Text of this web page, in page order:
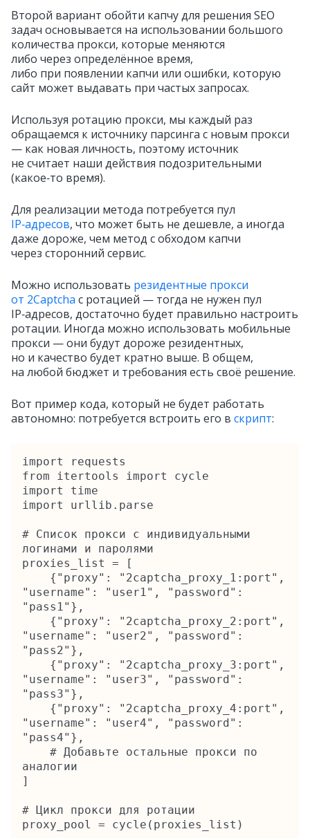
Второй вариант обойти капчу для решения SEO
задач основывается на использовании большого
количества прокси, которые меняются
либо через определённое время,
либо при появлении капчи или ошибки, которую
сайт может выдавать при частых запросах.
Используя ротацию прокси, мы каждый раз
обращаемся к источнику парсинга с новым прокси
— как новая личность, поэтому источник
не считает наши действия подозрительными
(какое‑то время).
Для реализации метода потребуется пул
IP‑адресов, что может быть не дешевле, а иногда
даже дороже, чем метод с обходом капчи
через сторонний сервис.
Можно использовать резидентные прокси
от 2Captcha с ротацией — тогда не нужен пул
IP‑адресов, достаточно будет правильно настроить
ротации. Иногда можно использовать мобильные
прокси — они будут дороже резидентных,
но и качество будет кратно выше. В общем,
на любой бюджет и требования есть своё решение.
Вот пример кода, который не будет работать
автономно: потребуется встроить его в скрипт:
import requests
from itertools import cycle
import time
import urllib.parse
# Список прокси с индивидуальными
логинами и паролями
proxies_list = [
"username": "user1", "password":
"pass1"},
"username": "user2", "password":
"pass2"},
"username": "user3", "password":
"pass3"},
"username": "user4", "password":
"pass4"},
аналогии
]
# Цикл прокси для ротации
proxy_pool = cycle(proxies_list)